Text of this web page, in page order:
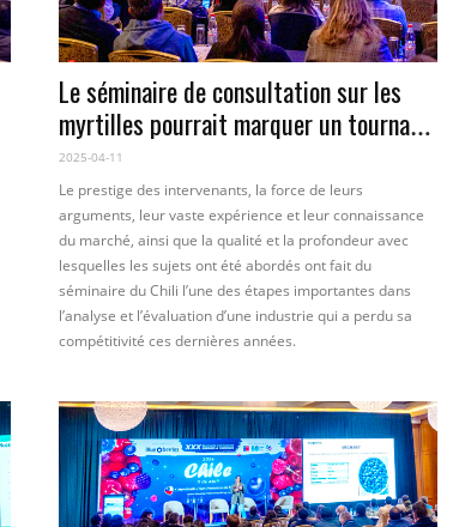
Le séminaire de consultation sur les
myrtilles pourrait marquer un tournant
dans l’industrie chilienne des myrtilles.
2025-04-11
Le prestige des intervenants, la force de leurs
arguments, leur vaste expérience et leur connaissance
du marché, ainsi que la qualité et la profondeur avec
lesquelles les sujets ont été abordés ont fait du
séminaire du Chili l’une des étapes importantes dans
l’analyse et l’évaluation d’une industrie qui a perdu sa
compétitivité ces dernières années.